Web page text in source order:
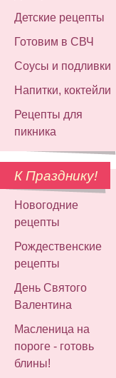
Детские рецепты
Готовим в СВЧ
Соусы и подливки
Напитки, коктейли
Рецепты для
пикника
К Празднику!
Новогодние
рецепты
Рождественские
рецепты
День Святого
Валентина
Масленица на
пороге - готовь
блины!